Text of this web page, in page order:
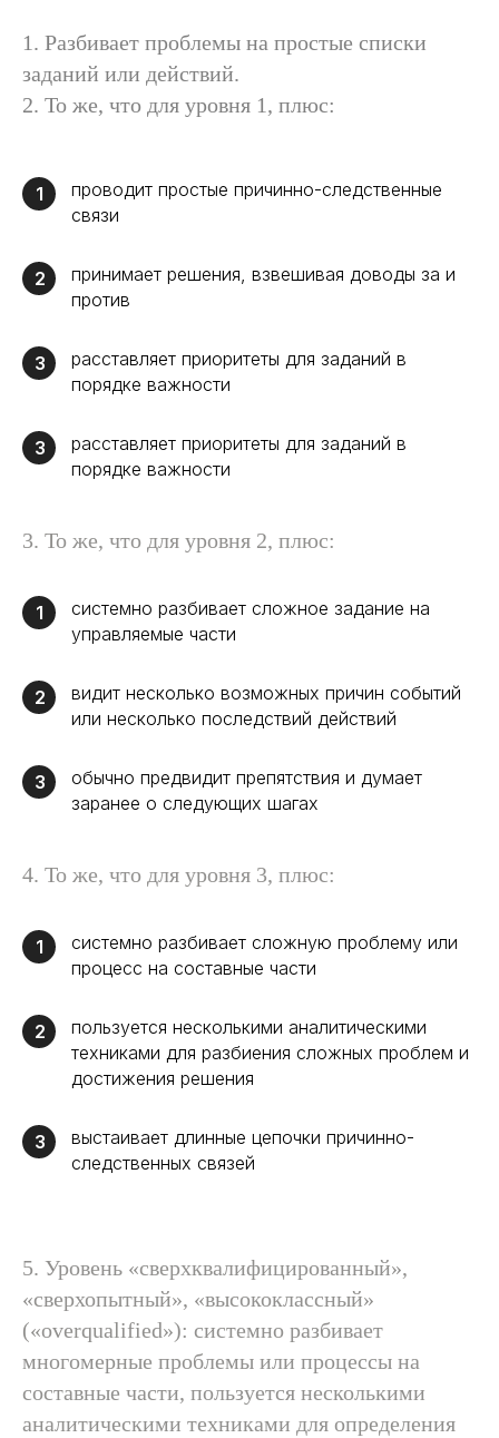
1. Разбивает проблемы на простые списки
заданий или действий.
2. То же, что для уровня 1, плюс:
1
проводит простые причинно-следственные
связи
2
принимает решения, взвешивая доводы за и
против
3
расставляет приоритеты для заданий в
порядке важности
3
расставляет приоритеты для заданий в
порядке важности
3. То же, что для уровня 2, плюс:
1
системно разбивает сложное задание на
управляемые части
2
видит несколько возможных причин событий
или несколько последствий действий
3
обычно предвидит препятствия и думает
заранее о следующих шагах
4. То же, что для уровня 3, плюс:
1
системно разбивает сложную проблему или
процесс на составные части
2
пользуется несколькими аналитическими
техниками для разбиения сложных проблем и
достижения решения
3
выстаивает длинные цепочки причинно-
следственных связей
5. Уровень «сверхквалифицированный»,
«сверхопытный», «высококлассный»
(«overqualified»): системно разбивает
многомерные проблемы или процессы на
составные части, пользуется несколькими
аналитическими техниками для определения